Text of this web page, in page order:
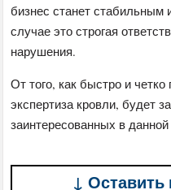
бизнес станет
случае это строгая
нарушения.
От того, как быстро и
экспертиза кровли, будет
заинтересованных в данной
↓